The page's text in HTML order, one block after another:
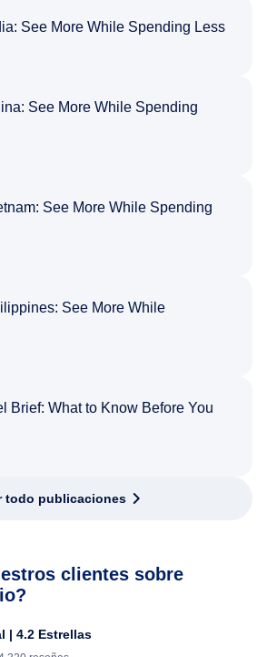
See More While Spending Less
See More While Spending
See More While Spending
See More While
Brief: What to Know Before You
todo publicaciones
clientes sobre
| 4.2 Estrellas